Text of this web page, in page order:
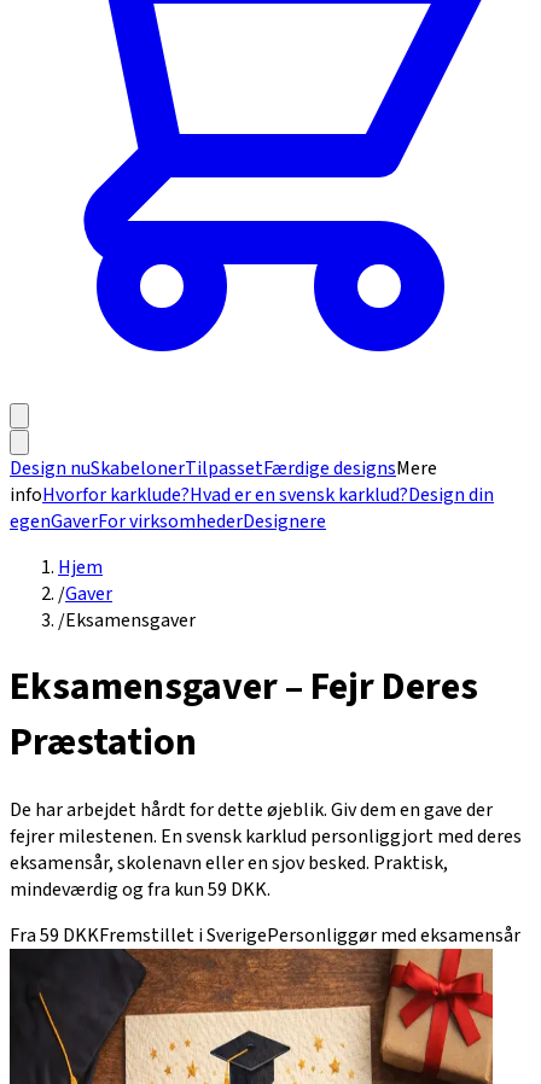
Design nuSkabelonerTilpassetFærdige designsMere
infoHvorfor karklude?Hvad er en svensk karklud?Design din
egenGaverFor virksomhederDesignere
Hjem
/Gaver
/Eksamensgaver
Eksamensgaver – Fejr Deres
Præstation
De har arbejdet hårdt for dette øjeblik. Giv dem en gave der
fejrer milestenen. En svensk karklud personliggjort med deres
eksamensår, skolenavn eller en sjov besked. Praktisk,
mindeværdig og fra kun 59 DKK.
Fra 59 DKKFremstillet i SverigePersonliggør med eksamensår